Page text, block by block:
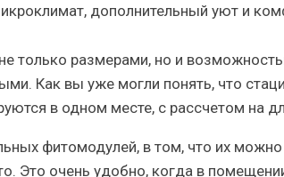
дополнительный уют и
только размерами, но и
Как вы уже могли понять, что
в одном месте, с рассчетом на
фитомодулей, в том, что их
Это очень удобно, когда в